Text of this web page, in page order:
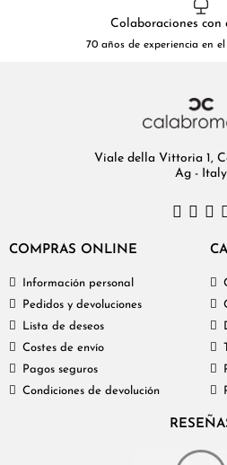
Colaboraciones con
70 años de experiencia en
Viale della Vittoria 1,
Ag - Italy
COMPRAS ONLINE
Información personal
Pedidos y devoluciones
Lista de deseos
Costes de envío
Pagos seguros
Condiciones de devolución